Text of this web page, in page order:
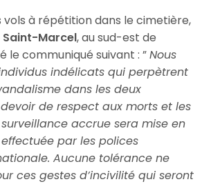
vols à répétition dans le cimetière,
Saint-Marcel, au sud-est de
le communiqué suivant : ”Nous
indélicats qui perpètrent
dans les deux
de respect aux morts et les
surveillance accrue sera mise en
par les polices
Aucune tolérance ne
ces gestes d’incivilité qui seront